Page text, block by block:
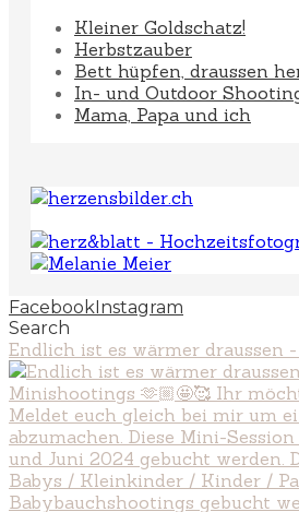
Kleiner Goldschatz!
Herbstzauber
Bett hüpfen, draussen
In- und Outdoor
Mama, Papa und ich
FacebookInstagram
Search
Endlich ist es wärmer draussen